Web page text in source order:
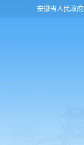
安徽省人民政府